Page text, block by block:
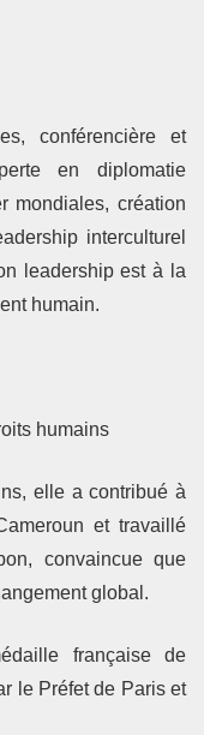
conférencière et
en diplomatie
mondiales, création
interculturel
leadership est à la
humain.
humains
elle a contribué à
et travaillé
convaincue que
global.
française de
le Préfet de Paris et